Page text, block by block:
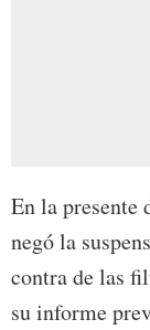
En la presente
negó la
contra de las
su informe